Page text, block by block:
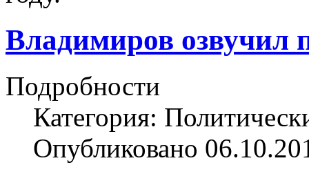
Владимиров озвучил
Подробности
Категория:
Опубликовано